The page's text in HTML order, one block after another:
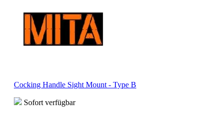
Cocking Handle Sight Mount - Type B
Sofort verfügbar